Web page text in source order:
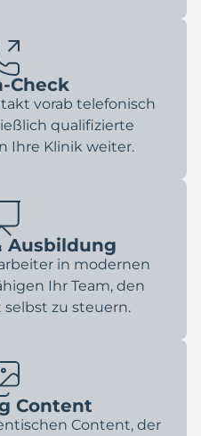
Check
vorab telefonisch
qualifizierte
Ihre Klinik weiter.
Ausbildung
in modernen
Ihr Team, den
selbst zu steuern.
Content
Content, der